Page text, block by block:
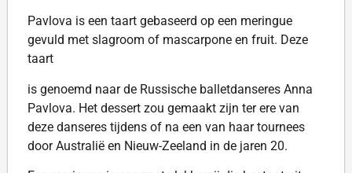
Pavlova is een taart gebaseerd op een meringue
gevuld met slagroom of mascarpone en fruit. Deze
taart
is genoemd naar de Russische balletdanseres Anna
Pavlova. Het dessert zou gemaakt zijn ter ere van
deze danseres tijdens of na een van haar tournees
door Australië en Nieuw-Zeeland in de jaren 20.